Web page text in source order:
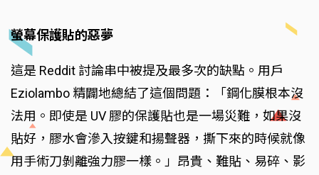
螢幕保護貼的惡夢
這是 Reddit 討論串中被提及最多次的缺點。用戶
Eziolambo 精闢地總結了這個問題：「鋼化膜根本沒
法用。即使是 UV 膠的保護貼也是一場災難，如果沒
貼好，膠水會滲入按鍵和揚聲器，撕下來的時候就像
用手術刀剝離強力膠一樣。」昂貴、難貼、易碎、影